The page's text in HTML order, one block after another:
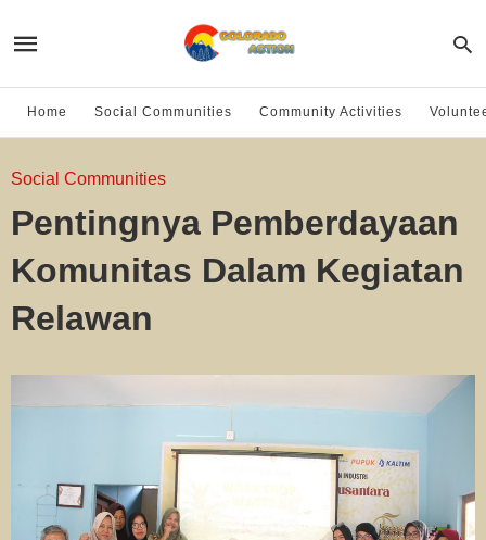
Home Social Communities Community Activities
Social Communities
Pentingnya Pemberdayaan
Komunitas Dalam Kegiatan
Relawan